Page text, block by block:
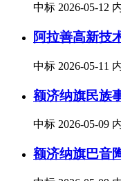
中标 2026-05-12
阿拉善高新技
中标 2026-05-11
额济纳旗民族
中标 2026-05-09
额济纳旗巴音